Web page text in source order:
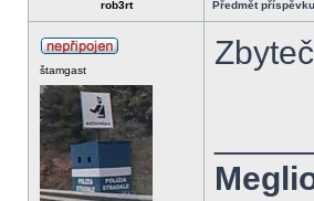
rob3rt Předmět
štamgast